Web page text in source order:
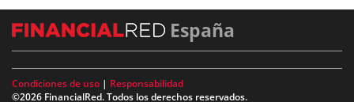
España
Condiciones de uso | Responsabilidad
©2026 FinancialRed. Todos los derechos reservados.